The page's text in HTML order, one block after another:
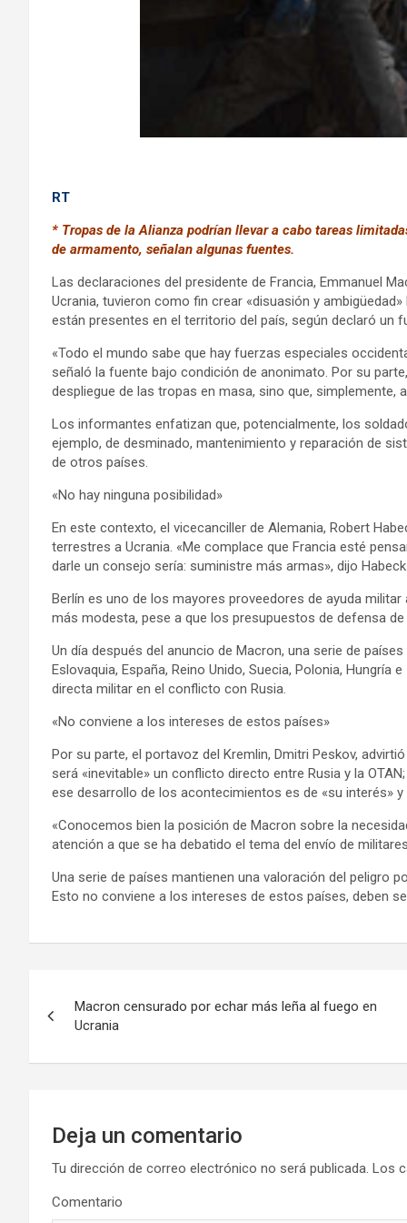
RT
* Tropas de la Alianza podrían llevar a cabo tareas
de armamento, señalan algunas fuentes.
Las declaraciones del presidente de Francia, Emmanuel
Ucrania, tuvieron como fin crear «disuasión y
están presentes en el territorio del país, según declaró un
«Todo el mundo sabe que hay fuerzas especiales
señaló la fuente bajo condición de anonimato. Por su
despliegue de las tropas en masa, sino que, simplemente,
Los informantes enfatizan que, potencialmente, los
ejemplo, de desminado, mantenimiento y reparación de
de otros países.
«No hay ninguna posibilidad»
En este contexto, el vicecanciller de Alemania, Robert
terrestres a Ucrania. «Me complace que Francia esté
darle un consejo sería: suministre más armas», dijo
Berlín es uno de los mayores proveedores de ayuda
más modesta, pese a que los presupuestos de defensa
Un día después del anuncio de Macron, una serie de
Eslovaquia, España, Reino Unido, Suecia, Polonia,
directa militar en el conflicto con Rusia.
«No conviene a los intereses de estos países»
Por su parte, el portavoz del Kremlin, Dmitri Peskov,
será «inevitable» un conflicto directo entre Rusia y la
ese desarrollo de los acontecimientos es de «su interés» y
«Conocemos bien la posición de Macron sobre la
atención a que se ha debatido el tema del envío de
Una serie de países mantienen una valoración del peligro
Esto no conviene a los intereses de estos países, deben
v
Macron censurado por echar más leña al fuego en
Ucrania
Deja un comentario
Tu dirección de correo electrónico no será publicada. Los
Comentario